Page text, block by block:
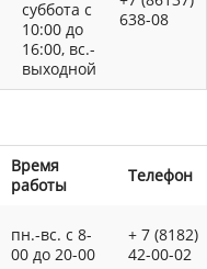
суббота с
10:00 до
16:00, вс.-
выходной
638-08
Время
работы
Телефон
пн.-вс. с 8-
00 до 20-00
+ 7 (8182)
42-00-02